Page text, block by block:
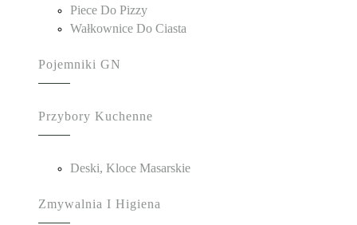
Piece Do Pizzy
Wałkownice Do Ciasta
Pojemniki GN
Przybory Kuchenne
Deski, Kloce Masarskie
Zmywalnia I Higiena